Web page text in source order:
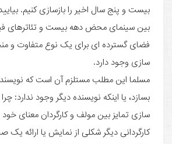
بیست و پنج سال اخیر را بازسازی کنیم.
بین سینمای محض دهه بیست و تئاترهای
فضای گسترده ای برای یک نوع متفاوت و
سازی وجود دارد.
مسلما این مطلب مستلزم آن است که
بسازد، یا اینکه نویسنده دیگر وجود ندارد:
سازی تمایز بین مولف و کارگردان معنای
کارگردانی دیگر شکلی از نمایش یا ارائه یک